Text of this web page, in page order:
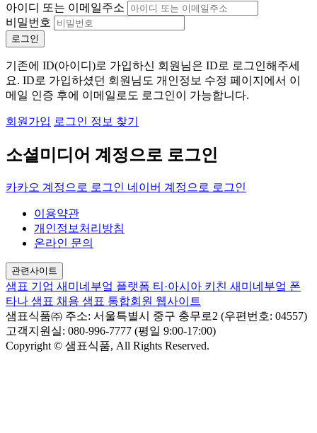
아이디 또는 이메일주소
비밀번호
로그인
기존에 ID(아이디)로 가입하신 회원님은 ID로 로그인해주세
요. ID로 가입하셨던 회원님도 개인정보 수정 페이지에서 이
메일 인증 후에 이메일로도 로그인이 가능합니다.
회원가입 로그인 정보 찾기
소셜미디어 계정으로 로그인
카카오 계정으로 로그인 네이버 계정으로 로그인
이용약관
개인정보처리방침
온라인 문의
관련사이트
샘표 기업 새미네부엌 플랫폼 티·아시아 키친 새미네부엌 폰
타나 샘표 채용 샘표 통합회원 웹사이트
샘표식품㈜ 주소: 서울특별시 중구 충무로2 (우편번호: 04557)
고객지원실: 080-996-7777 (평일 9:00-17:00)
Copyright © 샘표식품, All Rights Reserved.